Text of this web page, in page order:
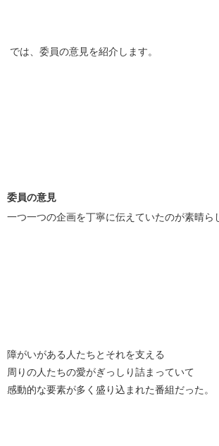
では、委員の意見を紹介します。
委員の意見
一つ一つの企画を丁寧に伝えていたのが素晴ら
障がいがある人たちとそれを支える
周りの人たちの愛がぎっしり詰まっていて
感動的な要素が多く盛り込まれた番組だった。